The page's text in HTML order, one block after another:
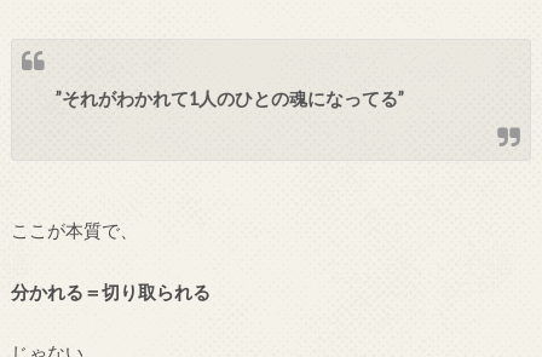
”それがわかれて1人のひとの魂になってる”
ここが本質で、
分かれる＝切り取られる
じゃない。